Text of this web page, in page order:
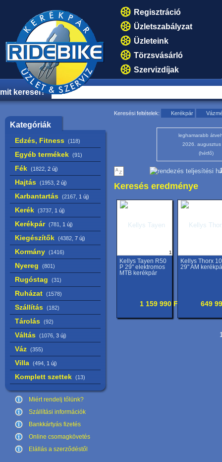
Regisztráció
Üzletszabályzat
Üzleteink
Törzsvásárló
Szervizdíjak
mit keresel?
Kategóriák
Edzés, Fitness (118)
Egyéb termékek (91)
Fék (1822, 2 új)
Hajtás (1953, 2 új)
Karbantartás (2167, 1 új)
Kerék (3737, 1 új)
Kerékpár (781, 1 új)
Kiegészítők (4382, 7 új)
Kormány (1416)
Nyereg (801)
Rugóstag (31)
Ruházat (1578)
Szállítás (182)
Tárolás (92)
Váltás (1076, 3 új)
Váz (355)
Villa (494, 1 új)
Komplett szettek (13)
Miért rendelj tőlünk?
Szállítási információk
Bankkártyás fizetés
Online csomagkövetés
Elállás a szerződéstől
Keresési feltételek: Kerékpár
leghamarabb
2026. augusztus
(hétfő)
Keresés eredménye
1
Kellys Tayen R50
P 29" elektromos
MTB kerékpár
1 159 990 Ft
Kellys Thorx 10
29" AM
649